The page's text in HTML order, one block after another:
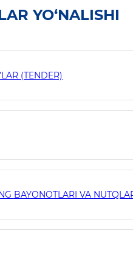
YO‘NALISHI
(TENDER)
BAYONOTLARI VA